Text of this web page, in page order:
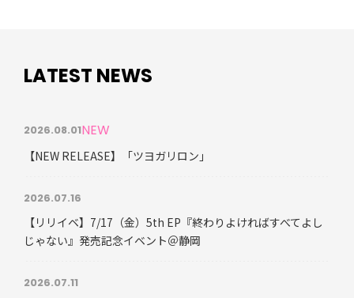
LATEST NEWS
2026.08.01NEW
【NEW RELEASE】「ツヨガリロン」
2026.07.16
【リリイベ】7/17（金）5th EP『終わりよければすべてよし
じゃない』発売記念イベント＠静岡
2026.07.11